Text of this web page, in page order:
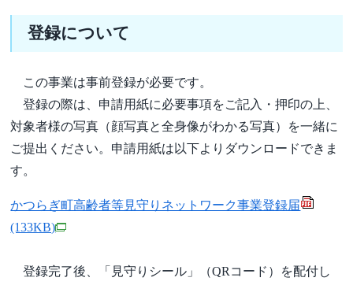
登録について
この事業は事前登録が必要です。
登録の際は、申請用紙に必要事項をご記入・押印の上、
対象者様の写真（顔写真と全身像がわかる写真）を一緒に
ご提出ください。申請用紙は以下よりダウンロードできま
す。
かつらぎ町高齢者等見守りネットワーク事業登録届
(133KB)
登録完了後、「見守りシール」（QRコード）を配付し